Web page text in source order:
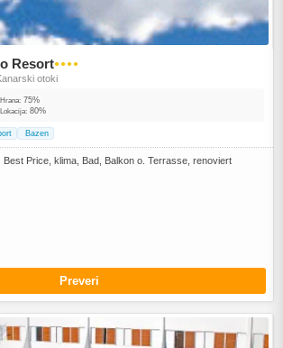
Resort●●●●
otoki
Hrana: 75%
Lokacija: 80%
Bazen
Best Price, klima, Bad, Balkon o. Terrasse, renoviert
Preveri